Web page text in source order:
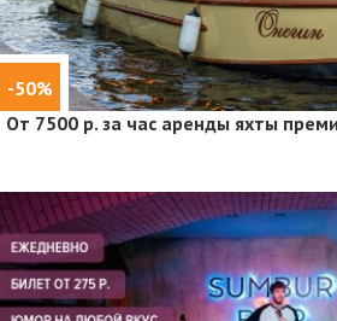
-50%
От 7500 р. за час аренды яхты